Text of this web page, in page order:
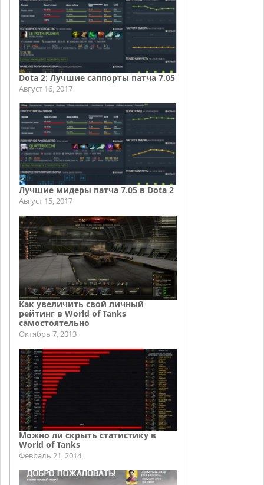
Dota 2: Лучшие саппорты патча 7.05
Август 16, 2017
Лучшие мидеры патча 7.05 в Dota 2
Август 15, 2017
Как увеличить свой личный
рейтинг в World of Tanks
самостоятельно
Октябрь 7, 2013
Можно ли скрыть статистику в
World of Tanks
Февраль 21, 2014